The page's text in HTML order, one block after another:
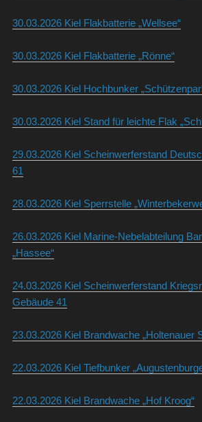
30.03.2026 Kiel Flakbatterie „Wellsee“
30.03.2026 Kiel Flakbatterie „Rönne“
30.03.2026 Kiel Hochbunker
30.03.2026 Kiel Stand für leichte Flak
29.03.2026 Kiel Scheinwerferstand
61
28.03.2026 Kiel Sperrstelle
26.03.2026 Kiel Marine-Nebelabteilung
„Hassee“
24.03.2026 Kiel Scheinwerferstand
Gebäude 41
23.03.2026 Kiel Brandwache „Holtenauer
22.03.2026 Kiel Tiefbunker
22.03.2026 Kiel Brandwache „Hof Kroog“